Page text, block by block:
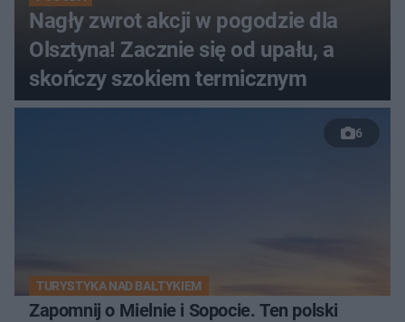
Nagły zwrot akcji w pogodzie dla
Olsztyna! Zacznie się od upału, a
skończy szokiem termicznym
6
TURYSTYKA NAD BAŁTYKIEM
Zapomnij o Mielnie i Sopocie. Ten polski